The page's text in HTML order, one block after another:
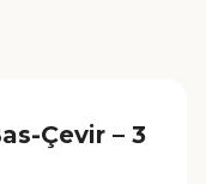
Çevir – 3